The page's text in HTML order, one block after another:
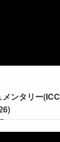
ンタリー(ICC